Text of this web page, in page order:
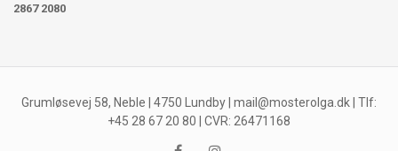
2867 2080
Grumløsevej 58, Neble | 4750 Lundby | mail@mosterolga.dk | Tlf:
+45 28 67 20 80 | CVR: 26471168